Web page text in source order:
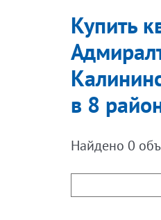
Купить
в 8
Найдено 0